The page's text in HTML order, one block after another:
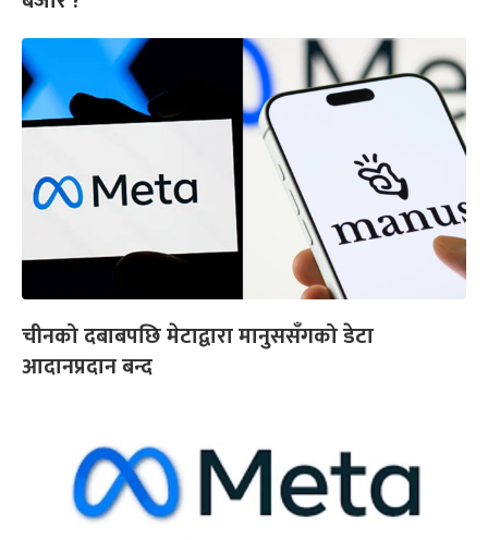
चीनको दबाबपछि मेटाद्वारा मानुससँगको डेटा
आदानप्रदान बन्द